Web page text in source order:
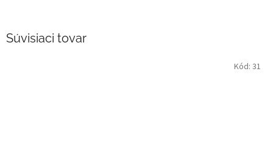
Súvisiaci tovar
Kód: 31